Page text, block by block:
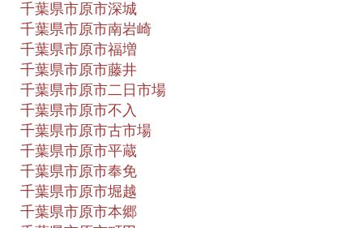
千葉県市原市深城
千葉県市原市南岩崎
千葉県市原市福増
千葉県市原市藤井
千葉県市原市二日市場
千葉県市原市不入
千葉県市原市古市場
千葉県市原市平蔵
千葉県市原市奉免
千葉県市原市堀越
千葉県市原市本郷